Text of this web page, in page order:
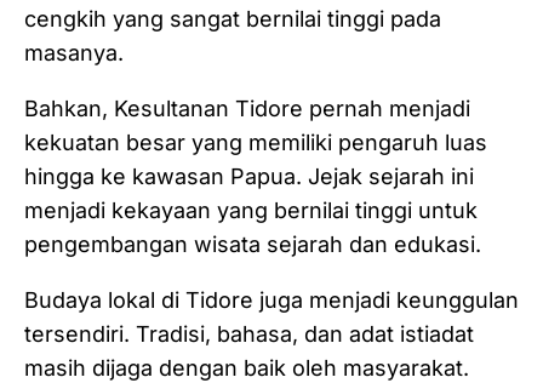
cengkih yang sangat bernilai tinggi pada
masanya.
Bahkan, Kesultanan Tidore pernah menjadi
kekuatan besar yang memiliki pengaruh luas
hingga ke kawasan Papua. Jejak sejarah ini
menjadi kekayaan yang bernilai tinggi untuk
pengembangan wisata sejarah dan edukasi.
Budaya lokal di Tidore juga menjadi keunggulan
tersendiri. Tradisi, bahasa, dan adat istiadat
masih dijaga dengan baik oleh masyarakat.